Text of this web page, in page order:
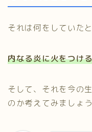
それは何をしていた
内なる炎に火をつけ
そして、それを今の
のか考えてみましょう